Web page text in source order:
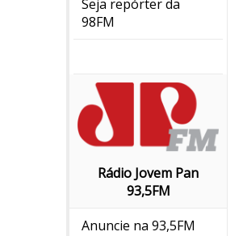
Seja repórter da
98FM
Rádio Jovem Pan
93,5FM
Anuncie na 93,5FM